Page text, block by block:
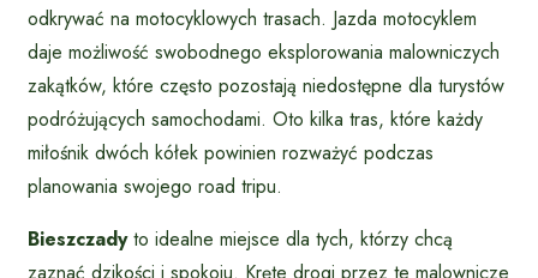
odkrywać na motocyklowych trasach. Jazda motocyklem
daje możliwość swobodnego eksplorowania malowniczych
zakątków, które często pozostają niedostępne dla turystów
podróżujących samochodami. Oto kilka tras, które każdy
miłośnik dwóch kółek powinien rozważyć podczas
planowania swojego road tripu.
Bieszczadyto idealne miejsce dla tych, którzy chcą
zaznać dzikości i spokoju. Kręte drogi przez te malownicze